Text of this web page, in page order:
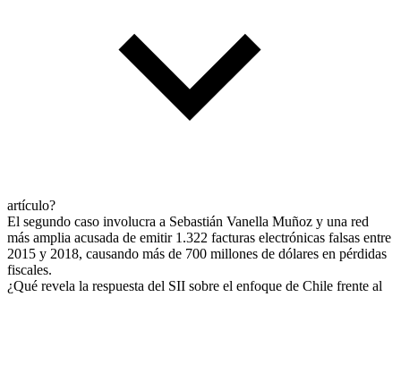
artículo?
El segundo caso involucra a Sebastián Vanella Muñoz y una red
más amplia acusada de emitir 1.322 facturas electrónicas falsas entre
2015 y 2018, causando más de 700 millones de dólares en pérdidas
fiscales.
¿Qué revela la respuesta del SII sobre el enfoque de Chile frente al